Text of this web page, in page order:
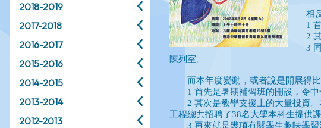
2018-2019
2017-2018
2016-2017
2015-2016
2014-2015
2013-2014
2012-2013